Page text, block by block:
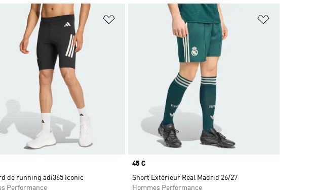
Liste de produits favoris Ajouter à la Liste de produits favoris
de running adi365 Iconic
Performance
Prix
45 €
Short Extérieur Real Madrid 26/27
Hommes Performance